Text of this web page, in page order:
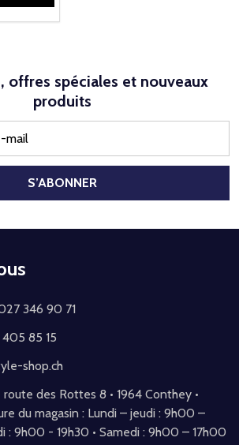
offres spéciales et nouveaux
produits
S’ABONNER
346 90 71
85 15
shop.ch
: Lundi – jeudi : 9h00 –
: 9h00 - 19h30 • Samedi : 9h00 – 17h00